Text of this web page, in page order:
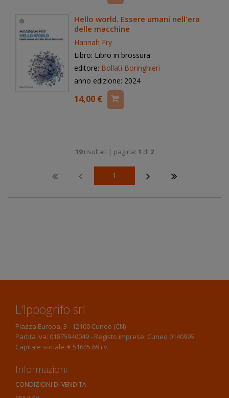
Hello world. Essere umani nell'era
delle macchine
Hannah Fry
Libro: Libro in brossura
editore: Bollati Boringhieri
anno edizione: 2024
14,00 €
19risultati | pagina: 1 di 2
1
L'Ippogrifo srl
Piazza Europa, 3 - 12100 Cuneo (CN)
Partita Iva: 01875940049 - Registo imprese: Cuneo 0140995
Capitale sociale: € 51645.69 i.v.
Informazioni
CONDIZIONI DI VENDITA